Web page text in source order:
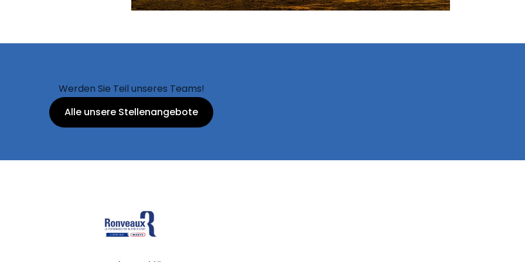
Werden Sie Teil unseres Teams!
Alle unsere Stellenangebote
Ronveaux